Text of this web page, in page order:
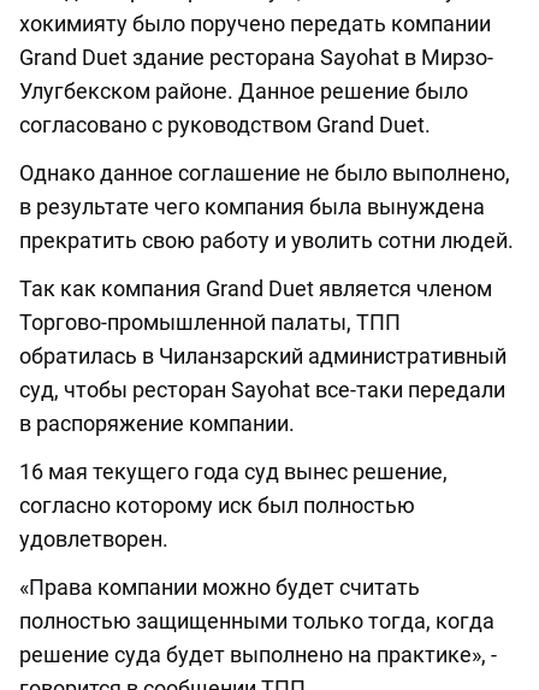
хокимияту было поручено передать компании
Grand Duet здание ресторана Sayohat в Мирзо-
Улугбекском районе. Данное решение было
согласовано с руководством Grand Duet.
Однако данное соглашение не было выполнено,
в результате чего компания была вынуждена
прекратить свою работу и уволить сотни людей.
Так как компания Grand Duet является членом
Торгово-промышленной палаты, ТПП
обратилась в Чиланзарский административный
суд, чтобы ресторан Sayohat все-таки передали
в распоряжение компании.
16 мая текущего года суд вынес решение,
согласно которому иск был полностью
удовлетворен.
«Права компании можно будет считать
полностью защищенными только тогда, когда
решение суда будет выполнено на практике», -